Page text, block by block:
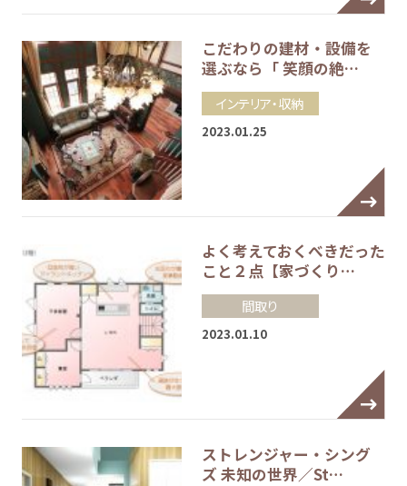
こだわりの建材・設備を
選ぶなら「 笑顔の絶…
インテリア・収納
2023.01.25
よく考えておくべきだった
こと２点【家づくり…
間取り
2023.01.10
ストレンジャー・シング
ズ 未知の世界／St…